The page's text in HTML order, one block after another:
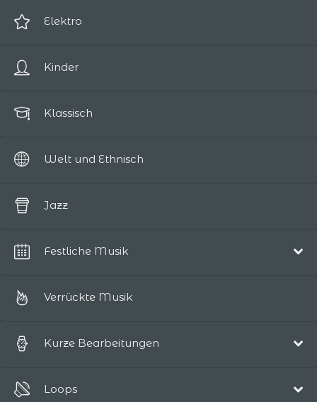
Science-Fiction / Fantasy
Spannung / Horror
Elektro
Kinder
Klassisch
Welt und Ethnisch
Jazz
Festliche Musik
Verrückte Musik
Kurze Bearbeitungen
Loops